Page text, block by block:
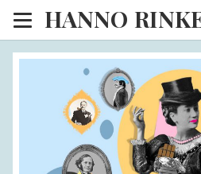
HANNO
Heim
EISINSEL
Blog